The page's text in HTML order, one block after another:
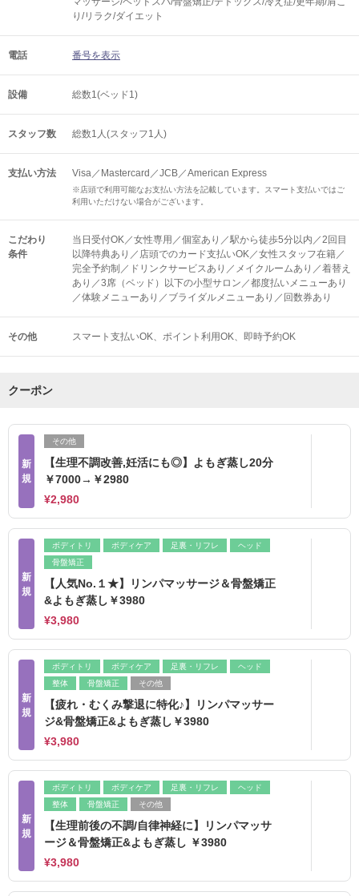
り/リラク/ダイエット
電話 番号を表示
設備 総数1(ベッド1)
スタッフ数 総数1人(スタッフ1人)
支払い方法 Visa／Mastercard／JCB／American Express
※店頭で利用可能なお支払い方法を記載しています。スマート支払いではご
利用いただけない場合がございます。
こだわり
条件
当日受付OK／女性専用／個室あり／駅から徒歩5分以内／2回目
以降特典あり／店頭でのカード支払いOK／女性スタッフ在籍／
完全予約制／ドリンクサービスあり／メイクルームあり／着替え
あり／3席（ベッド）以下の小型サロン／都度払いメニューあり
／体験メニューあり／ブライダルメニューあり／回数券あり
その他 スマート支払いOK ポイント利用OK 即時予約OK
クーポン
新
規
その他
【生理不調改善,妊活にも◎】よもぎ蒸し20分
￥7000→￥2980
¥2,980
新
規
ボディトリ ボディケア 足裏・リフレ
ヘッド
骨盤矯正
【人気No.１★】リンパマッサージ＆骨盤矯正
&よもぎ蒸し￥3980
¥3,980
新
規
ボディトリ ボディケア 足裏・リフレ
ヘッド
整体
骨盤矯正 その他
【疲れ・むくみ撃退に特化♪】リンパマッサー
ジ&骨盤矯正&よもぎ蒸し￥3980
¥3,980
新
規
ボディトリ ボディケア 足裏・リフレ
ヘッド
整体
骨盤矯正 その他
【生理前後の不調/自律神経に】リンパマッサ
ージ＆骨盤矯正&よもぎ蒸し ￥3980
¥3,980